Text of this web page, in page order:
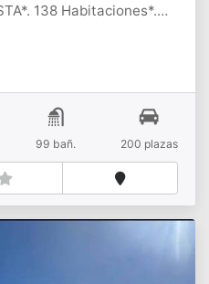
138 Habitaciones*.
para adultos.*. Tanque
uno (funcional para
entre otros)*. Hermosas
Salón de usos múltiples
terapia.LAS
ASI:*. 10
10 Habitaciones Master
Suite.*. 38
Habitaciones Tipo
Estudio.Entre su
Insuperable Vista a
99 bañ. 200 plazas